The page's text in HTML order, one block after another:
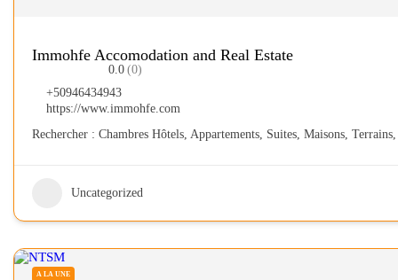
Immohfe Accomodation and Real Estate
0.0 (0)
+50946434943
https://www.immohfe.com
Rechercher : Chambres Hôtels, Appartements, Suites, Maisons,
Uncategorized
A LA UNE